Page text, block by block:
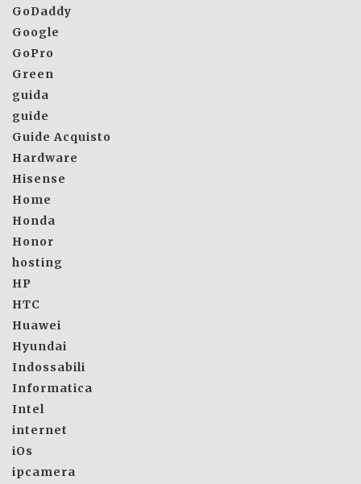
GoDaddy
Google
GoPro
Green
guida
guide
Guide Acquisto
Hardware
Hisense
Home
Honda
Honor
hosting
HP
HTC
Huawei
Hyundai
Indossabili
Informatica
Intel
internet
iOs
ipcamera